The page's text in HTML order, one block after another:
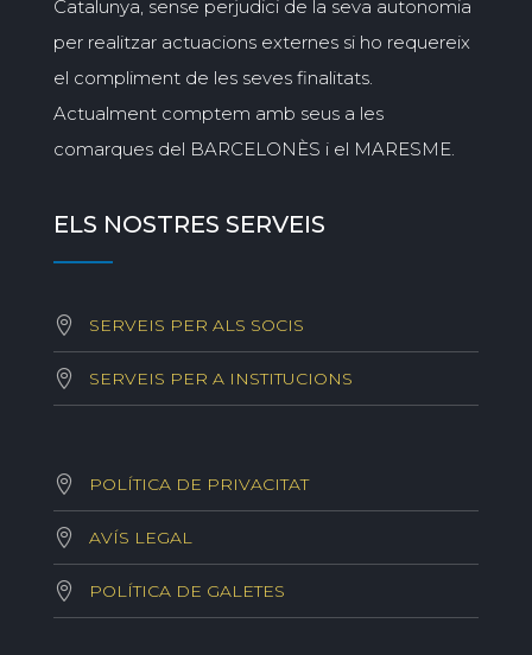
Catalunya, sense perjudici de la seva autonomia
per realitzar actuacions externes si ho requereix
el compliment de les seves finalitats.
Actualment comptem amb seus a les
comarques del BARCELONÈS i el MARESME.
ELS NOSTRES SERVEIS
SERVEIS PER ALS SOCIS
SERVEIS PER A INSTITUCIONS
POLÍTICA DE PRIVACITAT
AVÍS LEGAL
POLÍTICA DE GALETES